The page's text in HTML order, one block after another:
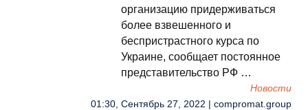
организацию придерживаться
более взвешенного и
беспристрастного курса по
Украине, сообщает постоянное
представительство РФ …
Новости
01:30, Сентябрь 27, 2022 | compromat.group